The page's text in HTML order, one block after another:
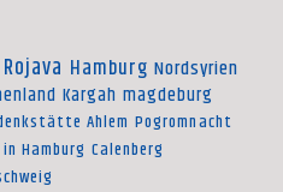
Rojava Hamburg Nordsyrien
Kargah magdeburg
Ahlem Pogromnacht
Hamburg Calenberg